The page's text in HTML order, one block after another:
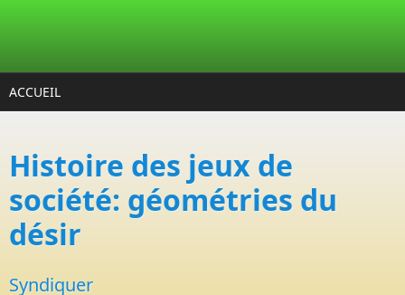
ACCUEIL
Histoire des jeux de
société: géométries du
désir
Syndiquer